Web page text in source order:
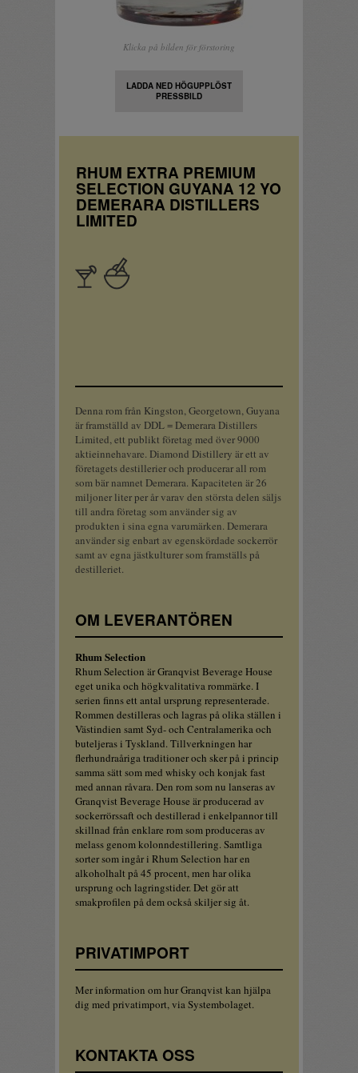
Klicka på bilden för förstoring
LADDA NED HÖGUPPLÖST
PRESSBILD
RHUM EXTRA PREMIUM
SELECTION GUYANA 12 YO
DEMERARA DISTILLERS
LIMITED
Denna rom från Kingston, Georgetown, Guyana
är framställd av DDL = Demerara Distillers
Limited, ett publikt företag med över 9000
aktieinnehavare. Diamond Distillery är ett av
företagets destillerier och producerar all rom
som bär namnet Demerara. Kapaciteten är 26
miljoner liter per år varav den största delen säljs
till andra företag som använder sig av
produkten i sina egna varumärken. Demerara
använder sig enbart av egenskördade sockerrör
samt av egna jästkulturer som framställs på
destilleriet.
OM LEVERANTÖREN
Rhum Selection
Rhum Selection är Granqvist Beverage House
eget unika och högkvalitativa rommärke. I
serien finns ett antal ursprung representerade.
Rommen destilleras och lagras på olika ställen i
Västindien samt Syd- och Centralamerika och
buteljeras i Tyskland. Tillverkningen har
flerhundraåriga traditioner och sker på i princip
samma sätt som med whisky och konjak fast
med annan råvara. Den rom som nu lanseras av
Granqvist Beverage House är producerad av
sockerrörssaft och destillerad i enkelpannor till
skillnad från enklare rom som produceras av
melass genom kolonndestillering. Samtliga
sorter som ingår i Rhum Selection har en
alkoholhalt på 45 procent, men har olika
ursprung och lagringstider. Det gör att
smakprofilen på dem också skiljer sig åt.
PRIVATIMPORT
Mer information om hur Granqvist kan hjälpa
dig med privatimport, via Systembolaget.
KONTAKTA OSS